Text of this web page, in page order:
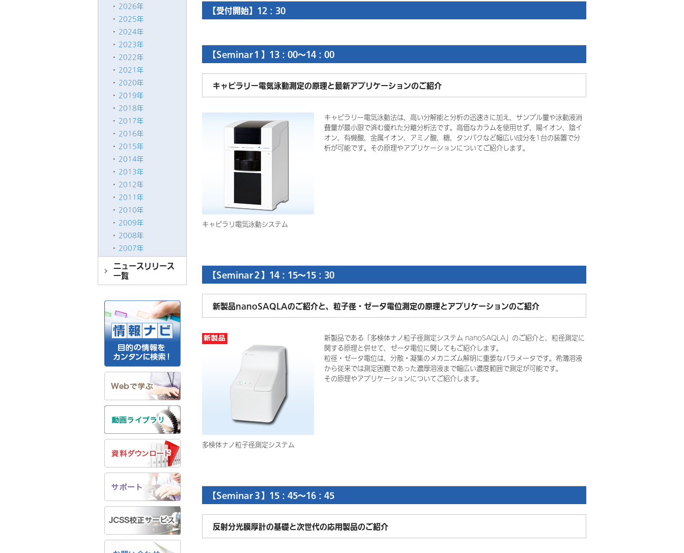
2026年
2025年
2024年
2023年
2022年
2021年
2020年
2019年
2018年
2017年
2016年
2015年
2014年
2013年
2012年
2011年
2010年
2009年
2008年
2007年
ニュースリリース
一覧
【受付開始】12：30
【Seminar１】13：00～14：00
キャピラリー電気泳動測定の原理と最新アプリケーションのご紹介
キャピラリ電気泳動システム
キャピラリー電気泳動法は、高い分解能と分析の迅速さに加え、サンプル量や泳動液消
費量が最小限で済む優れた分離分析法です。高価なカラムを使用せず、陽イオン、陰イ
オン、有機酸、金属イオン、アミノ酸、糖、タンパクなど幅広い成分を1台の装置で分
析が可能です。その原理やアプリケーションについてご紹介します。
【Seminar２】14：15～15：30
新製品nanoSAQLAのご紹介と、粒子径・ゼータ電位測定の原理とアプリケーションのご紹介
多検体ナノ粒子径測定システム
新製品である「多検体ナノ粒子径測定システム nanoSAQLA」のご紹介と、粒径測定に
関する原理と併せて、ゼータ電位に関してもご紹介します。
粒径・ゼータ電位は、分散・凝集のメカニズム解明に重要なパラメータです。希薄溶液
から従来では測定困難であった濃厚溶液まで幅広い濃度範囲で測定が可能です。
その原理やアプリケーションについてご紹介します。
【Seminar３】15：45～16：45
反射分光膜厚計の基礎と次世代の応用製品のご紹介